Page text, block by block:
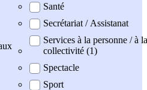
Santé
Secrétariat / Assistanat
Services à la personne / à la
collectivité (1)
Spectacle
Sport